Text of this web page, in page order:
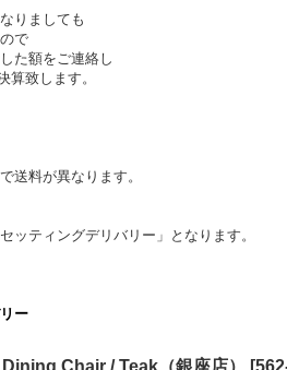
りましても
で
た額をご連絡し
算致します。
送料が異なります。
ッティングデリバリー」となります。
ー
Chair / Teak（銀座店） [